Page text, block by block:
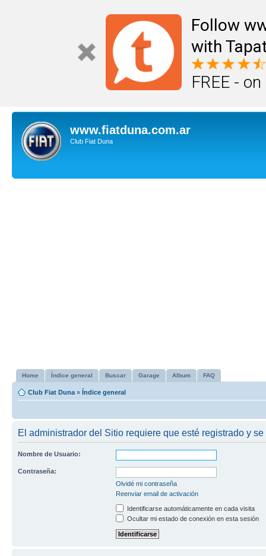
Follow
with
FREE -
www.fiatduna.com.ar
Club Fiat Duna
Home Índice general Buscar Garage Album FAQ
Club Fiat Duna » Índice general
El administrador del Sitio requiere que esté registrado y
Nombre de Usuario:
Contraseña:
Olvidé mi contraseña
Reenviar email de activación
Identificarse automáticamente en cada visita
Ocultar mi estado de conexión en esta sesión